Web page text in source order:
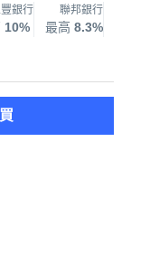
銀行
10%
聯邦銀行
最高 8.3%